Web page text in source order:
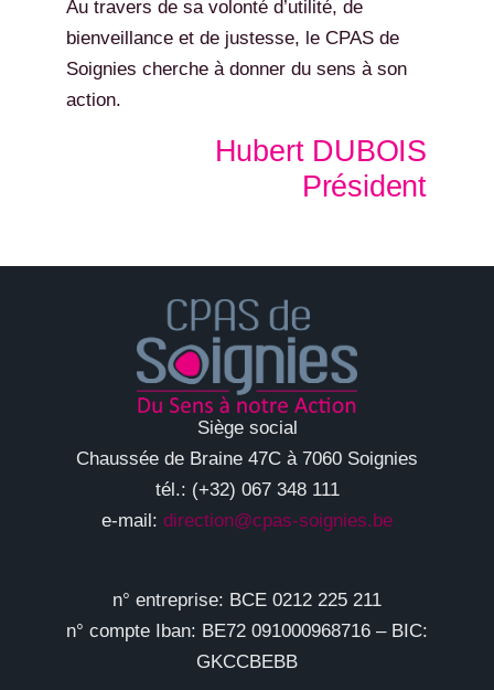
Au travers de sa volonté d’utilité, de
bienveillance et de justesse, le CPAS de
Soignies cherche à donner du sens à son
action.
Hubert DUBOIS
Président
Siège social
Chaussée de Braine 47C à 7060 Soignies
tél.: (+32) 067 348 111
e-mail: direction@cpas-soignies.be
n° entreprise: BCE 0212 225 211
n° compte Iban: BE72 091000968716 – BIC:
GKCCBEBB